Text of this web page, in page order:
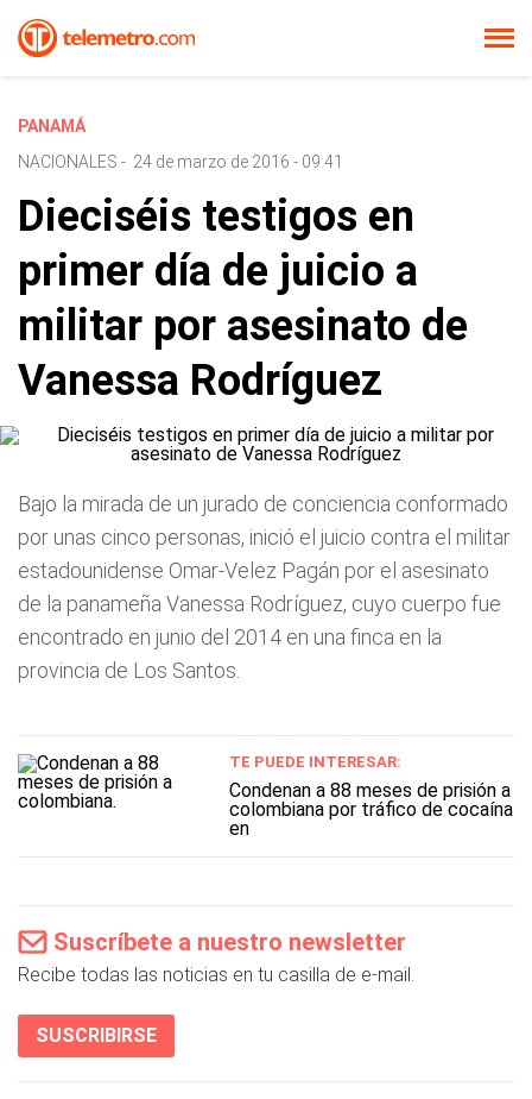
PANAMÁ
NACIONALES - 24 de marzo de 2016 - 09:41
Dieciséis testigos en
primer día de juicio a
militar por asesinato de
Vanessa Rodríguez
Bajo la mirada de un jurado de conciencia conformado
por unas cinco personas, inició el juicio contra el militar
estadounidense Omar-Velez Pagán por el asesinato
de la panameña Vanessa Rodríguez, cuyo cuerpo fue
encontrado en junio del 2014 en una finca en la
provincia de Los Santos.
TE PUEDE INTERESAR:
Condenan a 88 meses de prisión a
colombiana por tráfico de cocaína
en
Suscríbete a nuestro newsletter
Recibe todas las noticias en tu casilla de e-mail.
SUSCRIBIRSE